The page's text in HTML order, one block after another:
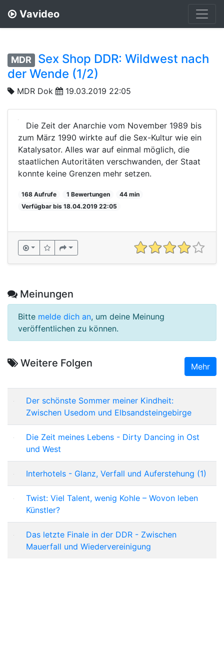
Vavideo
MDR
Sex Shop DDR: Wildwest nach
der Wende (1/2)
MDR Dok 19.03.2019 22:05
Die Zeit der Anarchie vom November 1989 bis
zum März 1990 wirkte auf die Sex-Kultur wie ein
Katalysator. Alles war auf einmal möglich, die
staatlichen Autoritäten verschwanden, der Staat
konnte keine Grenzen mehr setzen.
168 Aufrufe 1 Bewertungen
44 min
Verfügbar bis 18.04.2019 22:05
Meinungen
Bitte melde dich an, um deine Meinung
veröffentlichen zu können.
Weitere Folgen Mehr
Der schönste Sommer meiner Kindheit:
Zwischen Usedom und Elbsandsteingebirge
Die Zeit meines Lebens - Dirty Dancing in Ost
und West
Interhotels - Glanz, Verfall und Auferstehung (1)
Twist: Viel Talent, wenig Kohle – Wovon leben
Künstler?
Das letzte Finale in der DDR - Zwischen
Mauerfall und Wiedervereinigung